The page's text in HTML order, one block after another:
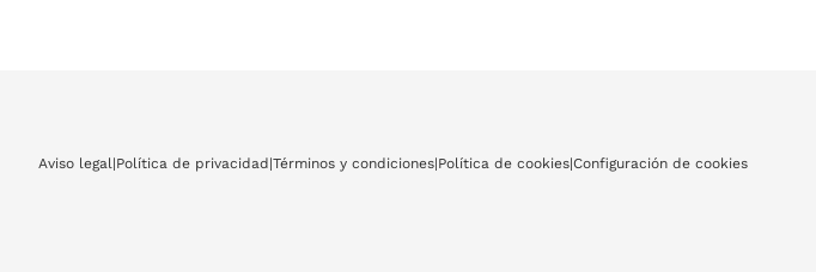
Aviso legal|Política de privacidad |Términos y condiciones|Política de cookies|Configuración de cookies